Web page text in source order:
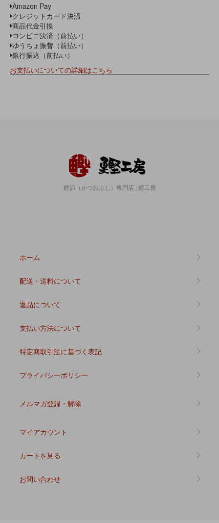
Amazon Pay
クレジットカード決済
商品代金引換
コンビニ決済（前払い）
ゆうちょ振替（前払い）
銀行振込（前払い）
お支払いについての詳細はこちら
鰹節（かつおぶし）専門店 | 鰹工房
ホーム
配送・送料について
返品について
支払い方法について
特定商取引法に基づく表記
プライバシーポリシー
メルマガ登録・解除
マイアカウント
カートを見る
お問い合わせ